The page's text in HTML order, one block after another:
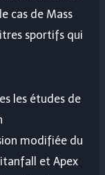
cas de Mass
sportifs qui
les études de
modifiée du
et Apex